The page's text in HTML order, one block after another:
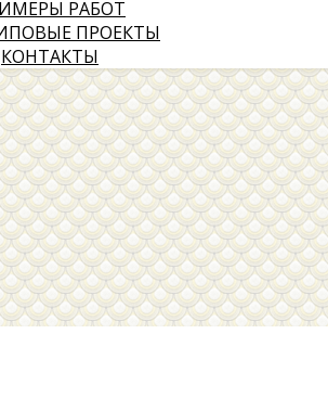
РАБОТ
ПРОЕКТЫ
КОНТАКТЫ